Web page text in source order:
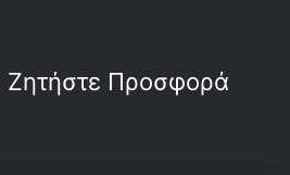
Ζητήστε Προσφορά